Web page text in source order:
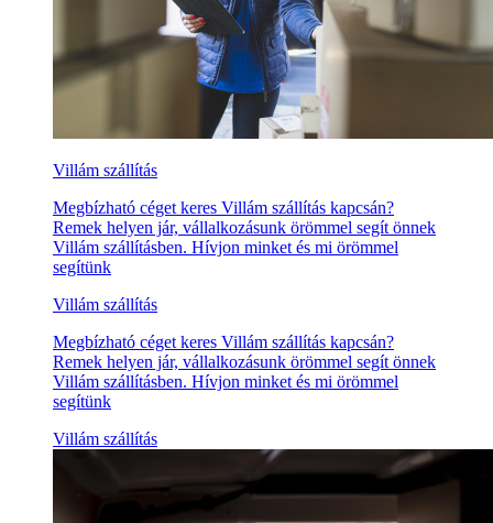
Villám szállítás
Megbízható céget keres Villám szállítás kapcsán?
Remek helyen jár, vállalkozásunk örömmel segít önnek
Villám szállításben. Hívjon minket és mi örömmel
segítünk
Villám szállítás
Megbízható céget keres Villám szállítás kapcsán?
Remek helyen jár, vállalkozásunk örömmel segít önnek
Villám szállításben. Hívjon minket és mi örömmel
segítünk
Villám szállítás